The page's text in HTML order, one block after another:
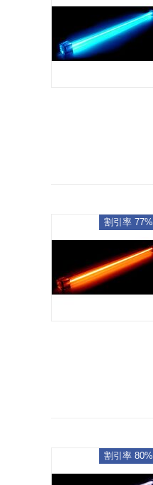
割引率 77%
割引率 80%